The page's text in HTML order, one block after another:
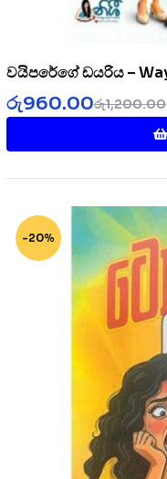
වයිපරේගේ ඩයරිය –
රු1,200.00
රු960.00
-20%